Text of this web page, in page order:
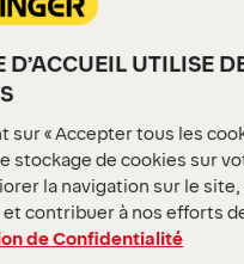
un devis
un devis
partenaire commercial
partenaire commercial
D’ACCUEIL UTILISE
sur « Accepter tous les
stockage de cookies sur
la navigation sur le
contribuer à nos efforts
de Confidentialité